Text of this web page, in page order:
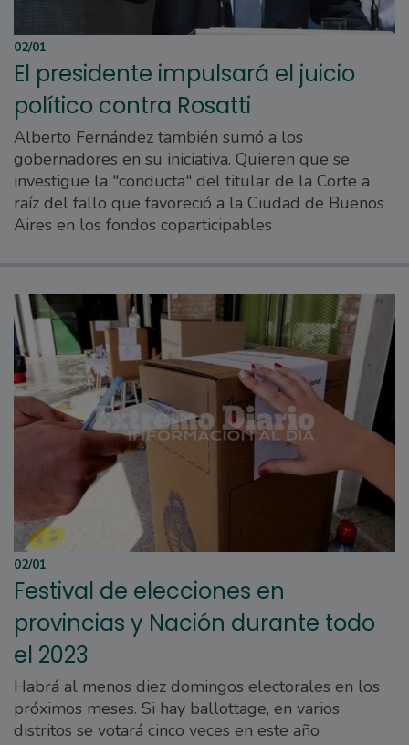
02/01
El presidente impulsará el juicio
político contra Rosatti
Alberto Fernández también sumó a los
gobernadores en su iniciativa. Quieren que se
investigue la "conducta" del titular de la Corte a
raíz del fallo que favoreció a la Ciudad de Buenos
Aires en los fondos coparticipables
02/01
Festival de elecciones en
provincias y Nación durante todo
el 2023
Habrá al menos diez domingos electorales en los
próximos meses. Si hay ballottage, en varios
distritos se votará cinco veces en este año